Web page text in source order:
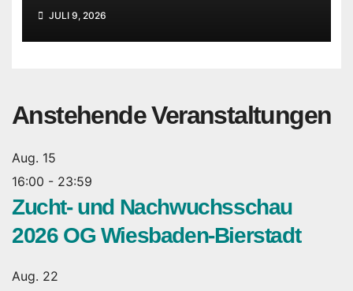
JULI 9, 2026
Anstehende Veranstaltungen
Aug. 15
16:00 - 23:59
Zucht- und Nachwuchsschau
2026 OG Wiesbaden-Bierstadt
Aug. 22